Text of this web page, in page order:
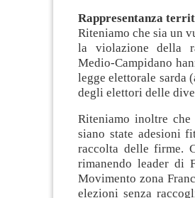
Rappresentanza
Riteniamo che sia un
la violazione della
Medio-Campidano
legge elettorale sarda
degli elettori delle
Riteniamo inoltre
siano state adesioni
raccolta delle firme.
rimanendo leader di
Movimento zona
elezioni senza